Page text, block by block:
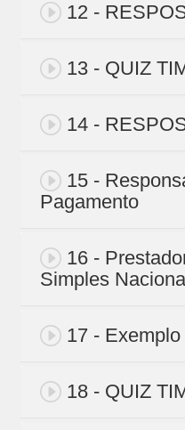
12 -
13 - QUIZ
14 -
15 -
Pagamento
16 -
Simples
17 -
18 - QUIZ